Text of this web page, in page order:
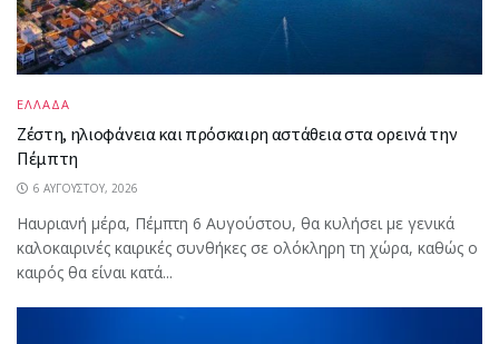
ΕΛΛΑΔΑ
Ζέστη, ηλιοφάνεια και πρόσκαιρη αστάθεια στα ορεινά την
Πέμπτη
6 ΑΥΓΟΎΣΤΟΥ, 2026
Ηαυριανή μέρα, Πέμπτη 6 Αυγούστου, θα κυλήσει με γενικά
καλοκαιρινές καιρικές συνθήκες σε ολόκληρη τη χώρα, καθώς ο
καιρός θα είναι κατά...